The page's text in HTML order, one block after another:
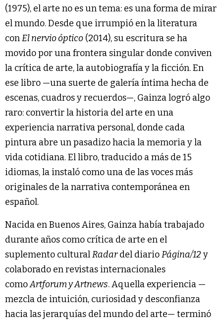
(1975), el arte no es un tema: es una forma de mirar
el mundo. Desde que irrumpió en la literatura
conEl nervio óptico (2014), su escritura se ha
movido por una frontera singular donde conviven
la crítica de arte, la autobiografía y la ficción. En
ese libro —una suerte de galería íntima hecha de
escenas, cuadros y recuerdos—, Gainza logró algo
raro: convertir la historia del arte en una
experiencia narrativa personal, donde cada
pintura abre un pasadizo hacia la memoria y la
vida cotidiana. El libro, traducido a más de 15
idiomas, la instaló como una de las voces más
originales de la narrativa contemporánea en
español.
Nacida en Buenos Aires, Gainza había trabajado
durante años como crítica de arte en el
suplemento culturalRadardel diarioPágina/12y
colaborado en revistas internacionales
comoArtforum y Artnews. Aquella experiencia —
mezcla de intuición, curiosidad y desconfianza
hacia las jerarquías del mundo del arte— terminó